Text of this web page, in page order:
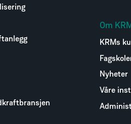
Om
KRMs
Nyheter
Våre